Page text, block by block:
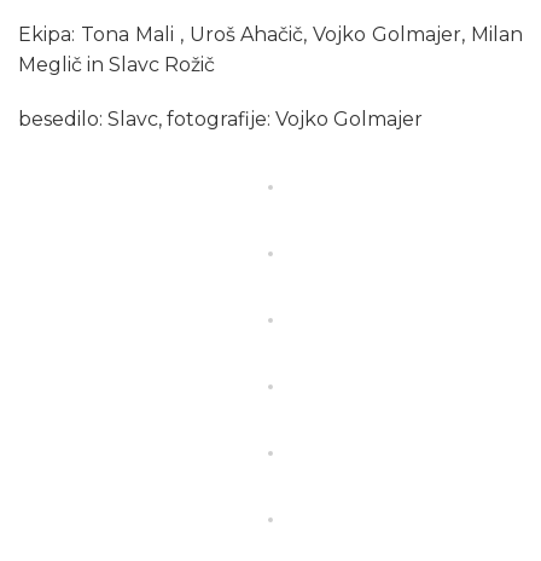
Ekipa: Tona Mali , Uroš Ahačič, Vojko Golmajer, Milan
Meglič in Slavc Rožič
besedilo: Slavc, fotografije: Vojko Golmajer